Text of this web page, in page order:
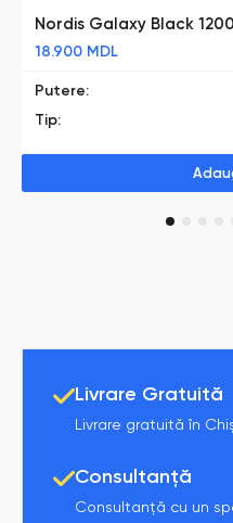
Nordis Galaxy Black
18.900 MDL
Putere:
Tip:
4
Livrare Gratuită
Livrare gratuită în
Consultanță
Consultanță cu un